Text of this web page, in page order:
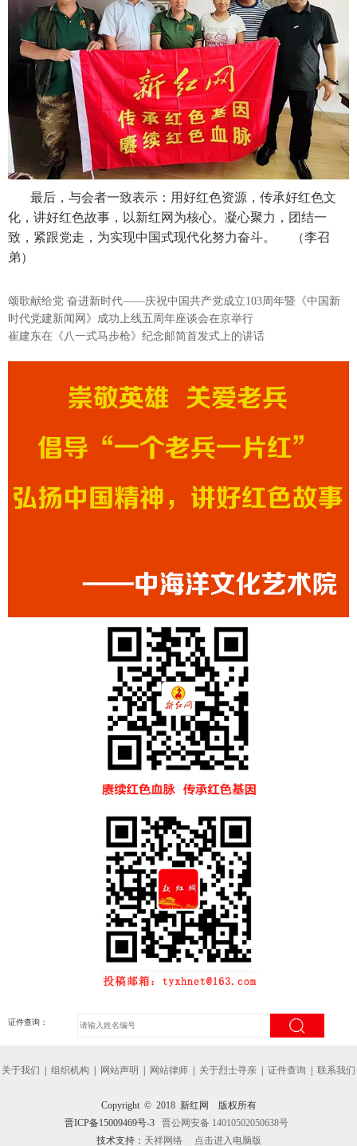
最后，与会者一致表示：用好红色资源，传承好红色文
化，讲好红色故事，以新红网为核心。凝心聚力，团结一
致，紧跟党走，为实现中国式现代化努力奋斗。 （李召
弟）
颂歌献给党 奋进新时代——庆祝中国共产党成立103周年暨《中国新
时代党建新闻网》成功上线五周年座谈会在京举行
崔建东在《八一式马步枪》纪念邮简首发式上的讲话
证件查询：
关于我们 | 组织机构 | 网站声明 | 网站律师 | 关于烈士寻亲 | 证件查询 | 联系我们
Copyright © 2018 新红网 版权所有
晋ICP备15009469号-3 晋公网安备 14010502050638号
技术支持： 天祥网络 点击进入电脑版